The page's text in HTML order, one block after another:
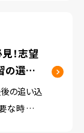
かせませ
！志望
の選び
後の追い込
時期で